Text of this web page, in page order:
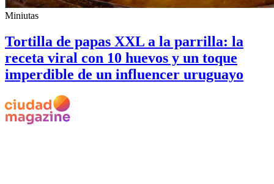
Miniutas
Tortilla de papas XXL a la parrilla: la
receta viral con 10 huevos y un toque
imperdible de un influencer uruguayo